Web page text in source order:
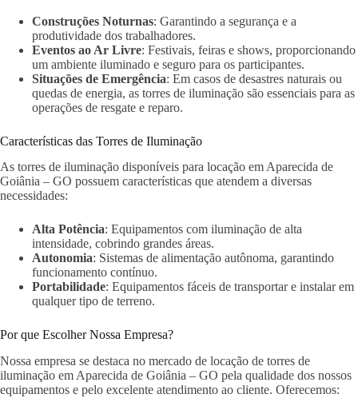
Construções Noturnas: Garantindo a segurança e a
produtividade dos trabalhadores.
Eventos ao Ar Livre: Festivais, feiras e shows, proporcionando
um ambiente iluminado e seguro para os participantes.
Situações de Emergência: Em casos de desastres naturais ou
quedas de energia, as torres de iluminação são essenciais para as
operações de resgate e reparo.
Características das Torres de Iluminação
As torres de iluminação disponíveis para locação em Aparecida de
Goiânia – GO possuem características que atendem a diversas
necessidades:
Alta Potência: Equipamentos com iluminação de alta
intensidade, cobrindo grandes áreas.
Autonomia: Sistemas de alimentação autônoma, garantindo
funcionamento contínuo.
Portabilidade: Equipamentos fáceis de transportar e instalar em
qualquer tipo de terreno.
Por que Escolher Nossa Empresa?
Nossa empresa se destaca no mercado de locação de torres de
iluminação em Aparecida de Goiânia – GO pela qualidade dos nossos
equipamentos e pelo excelente atendimento ao cliente. Oferecemos: